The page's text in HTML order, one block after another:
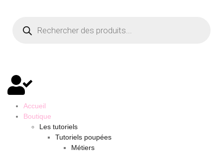
Accueil
Boutique
Les tutoriels
Tutoriels poupées
Métiers